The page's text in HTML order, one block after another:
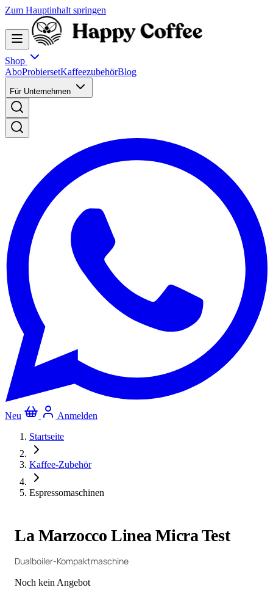
Zum Hauptinhalt springen
Shop
AboProbiersetKaffeezubehörBlog
Für Unternehmen
Neu
Anmelden
Startseite
Kaffee-Zubehör
Espressomaschinen
La Marzocco Linea Micra Test
Dualboiler-Kompaktmaschine
Noch kein Angebot